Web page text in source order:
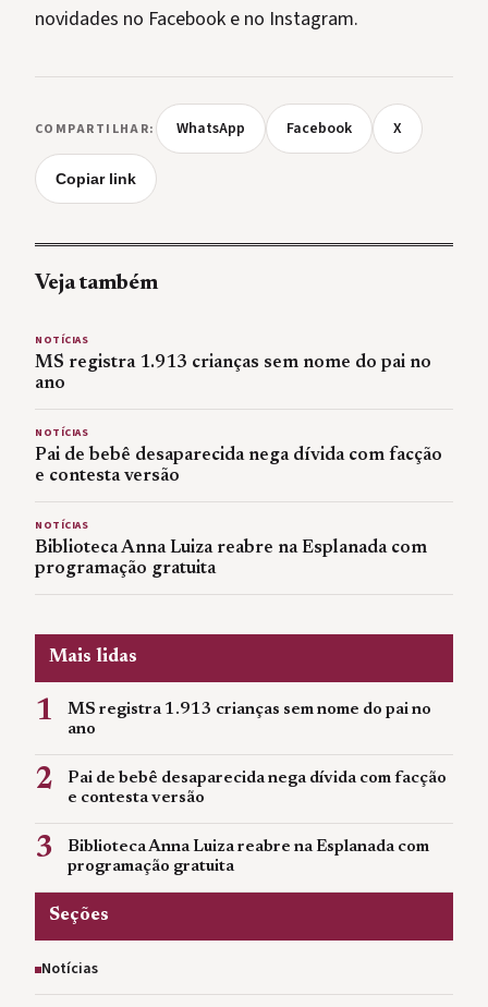
novidades no Facebook e no Instagram.
COMPARTILHAR: WhatsApp Facebook X
Copiar link
Veja também
NOTÍCIAS
MS registra 1.913 crianças sem nome do pai no
ano
NOTÍCIAS
Pai de bebê desaparecida nega dívida com facção
e contesta versão
NOTÍCIAS
Biblioteca Anna Luiza reabre na Esplanada com
programação gratuita
Mais lidas
1
MS registra 1.913 crianças sem nome do pai no
ano
2
Pai de bebê desaparecida nega dívida com facção
e contesta versão
3
Biblioteca Anna Luiza reabre na Esplanada com
programação gratuita
Seções
Notícias